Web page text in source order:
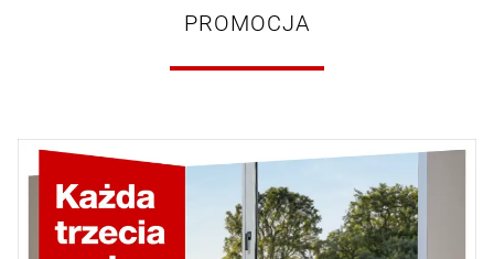
PROMOCJA